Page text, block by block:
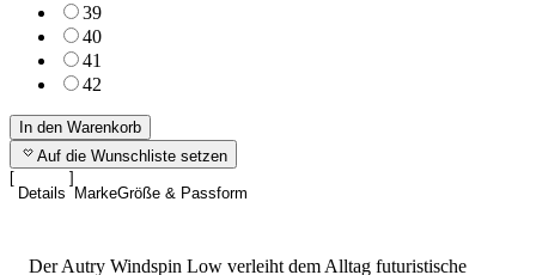
39
40
41
42
In den Warenkorb
Auf die Wunschliste setzen
Details MarkeGröße & Passform
Der Autry Windspin Low verleiht dem Alltag futuristische